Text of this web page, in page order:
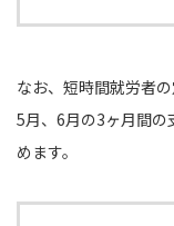
なお、短時間就労者
5月、6月の3ヶ月間の
めます。